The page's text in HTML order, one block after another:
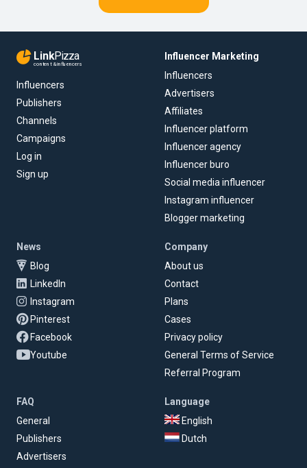
LinkPizza
content & influencers
Influencers
Publishers
Channels
Campaigns
Log in
Sign up
Influencer Marketing
Influencers
Advertisers
Affiliates
Influencer platform
Influencer agency
Influencer buro
Social media influencer
Instagram influencer
Blogger marketing
News
Blog
LinkedIn
Instagram
Pinterest
Facebook
Youtube
Company
About us
Contact
Plans
Cases
Privacy policy
General Terms of Service
Referral Program
FAQ
General
Publishers
Advertisers
Language
English
Dutch